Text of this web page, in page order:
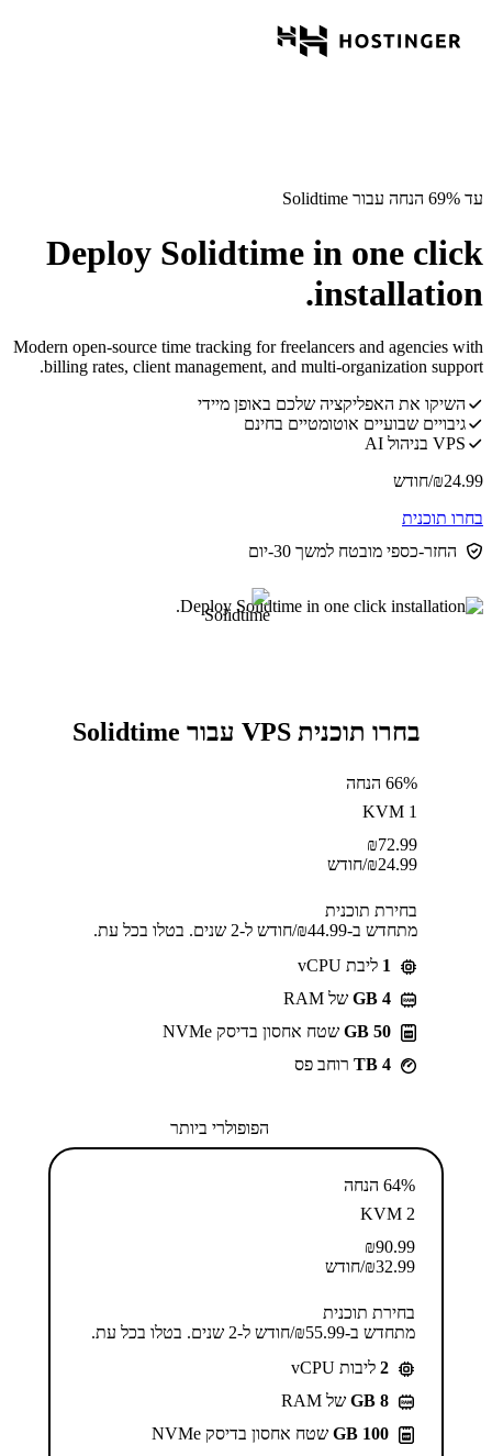
עד 69% הנחה עבור Solidtime
Deploy Solidtime in one click
installation.
Modern open-source time tracking for freelancers and agencies with
billing rates, client management, and multi-organization support.
השיקו את האפליקציה שלכם באופן מיידי
גיבויים שבועיים אוטומטיים בחינם
VPS בניהול AI
24.99
₪/חודש
בחרו תוכנית
החזר-כספי מובטח למשך 30-יום
בחרו תוכנית VPS עבור Solidtime
66% הנחה
KVM 1
72.99
₪
24.99
₪/חודש
בחירת תוכנית
מתחדש ב-⁦44.99⁩₪/חודש ל-2 שנים. בטלו בכל עת.
1 ליבת vCPU
GB 4 של RAM
50 GB
שטח אחסון בדיסק NVMe
4 TB
רוחב פס
הפופולרי ביותר
64% הנחה
KVM 2
90.99
₪
32.99
₪/חודש
בחירת תוכנית
מתחדש ב-⁦55.99⁩₪/חודש ל-2 שנים. בטלו בכל עת.
2 ליבות vCPU
GB 8 של RAM
100 GB
שטח אחסון בדיסק NVMe